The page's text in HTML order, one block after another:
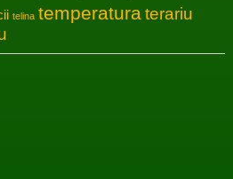
telina temperaturaterariu